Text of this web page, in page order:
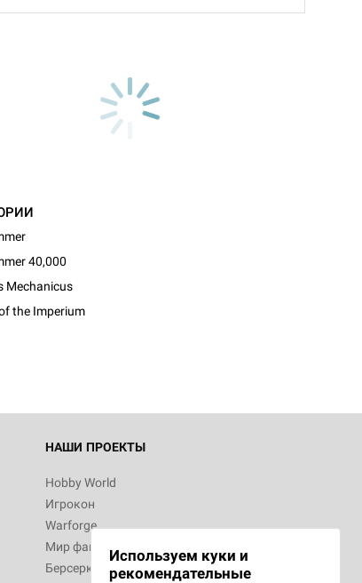
40,000
Mechanicus
the Imperium
НАШИ ПРОЕКТЫ
Hobby World
Игрокон
Warforge
Мир фантастики
Берсерк
Используем куки и
рекомендательные